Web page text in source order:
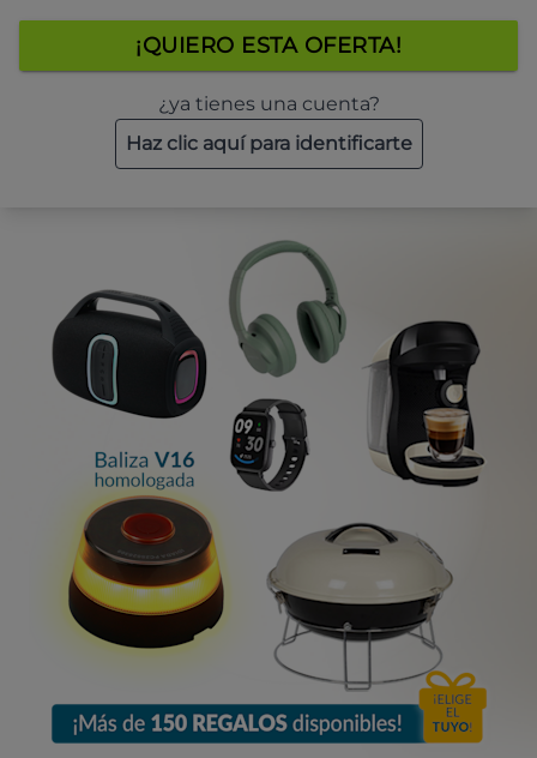
¡QUIERO ESTA OFERTA!
¿ya tienes una cuenta?
Haz clic aquí para identificarte